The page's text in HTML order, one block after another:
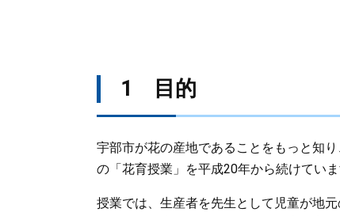
1 目的
宇部市が花の産地であることをもっと知
の「花育授業」を平成20年から続けてい
授業では、生産者を先生として児童が地